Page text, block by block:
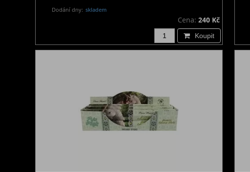
Dodání dny: skladem
Cena: 240 Kč
Koupit